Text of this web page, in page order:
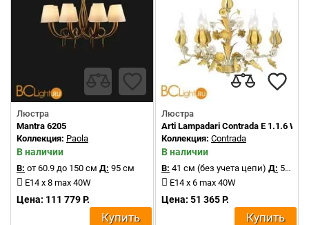
Люстра
Mantra 6205
Коллекция: Paola
В наличии
В: от 60.9 до 150 см Д: 95 см
E14 x 8 max 40W
Цена: 111 779 Р.
Купить
Люстра
Arti Lampadari Contrada E 1.1.6 WO
Коллекция: Contrada
В наличии
В: 41 см (без учета цепи) Д: 59 см
E14 x 6 max 40W
Цена: 51 365 Р.
Купить